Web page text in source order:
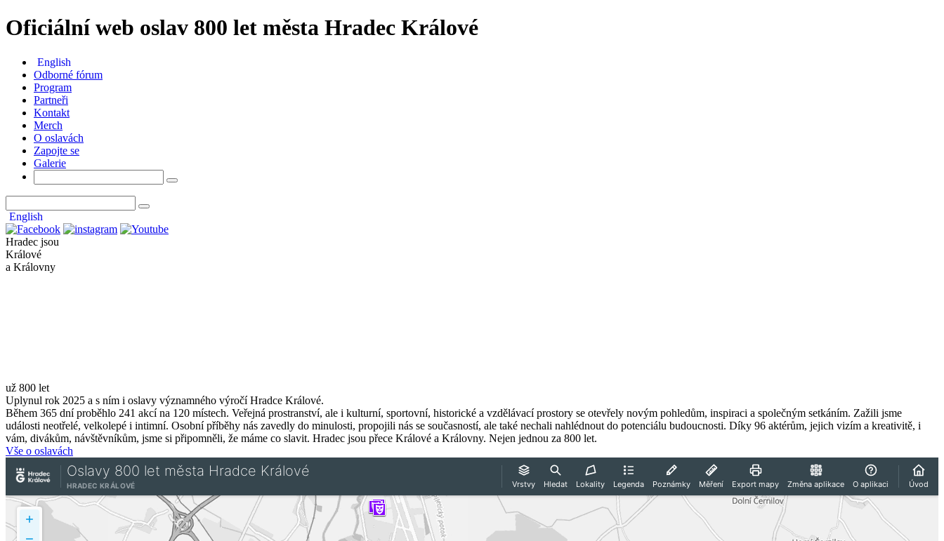
Oficiální web oslav 800 let města Hradec Králové
English
Odborné fórum
Program
Partneři
Kontakt
Merch
O oslavách
Zapojte se
Galerie
English
Hradec jsou
Králové
a Královny
už 800 let
Uplynul rok 2025 a s ním i oslavy významného výročí Hradce Králové.
Během 365 dní proběhlo 241 akcí na 120 místech. Veřejná prostranství, ale i kulturní, sportovní, historické a vzdělávací prostory se otevřely novým pohledům, inspiraci a společným setkáním. Zažili jsme
události neotřelé, velkolepé i intimní. Osobní příběhy nás zavedly do minulosti, propojili nás se současností, ale také nechali nahlédnout do potenciálu budoucnosti. Díky 96 aktérům, jejich vizím a kreativitě, i
vám, divákům, návštěvníkům, jsme si připomněli, že máme co slavit. Hradec jsou přece Králové a Královny. Nejen jednou za 800 let.
Vše o oslavách